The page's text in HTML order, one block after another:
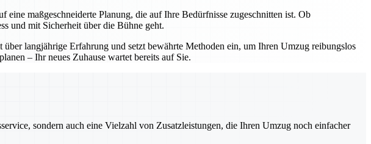
maßgeschneiderte Planung, die auf Ihre Bedürfnisse zugeschnitten ist. Ob
und mit Sicherheit über die Bühne geht.
langjährige Erfahrung und setzt bewährte Methoden ein, um Ihren Umzug reibungslos
– Ihr neues Zuhause wartet bereits auf Sie.
sondern auch eine Vielzahl von Zusatzleistungen, die Ihren Umzug noch einfacher